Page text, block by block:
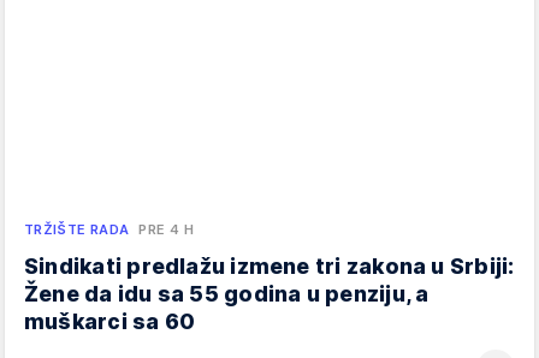
TRŽIŠTE RADA PRE 4 H
Sindikati predlažu izmene tri zakona u Srbiji:
Žene da idu sa 55 godina u penziju, a
muškarci sa 60